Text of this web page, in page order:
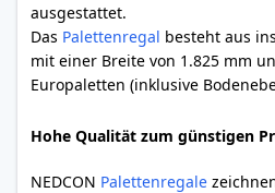
ausgestattet.
Das Palettenregal besteht aus
mit einer Breite von 1.825 mm
Europaletten (inklusive
Hohe Qualität zum günstigen
NEDCON Palettenregale